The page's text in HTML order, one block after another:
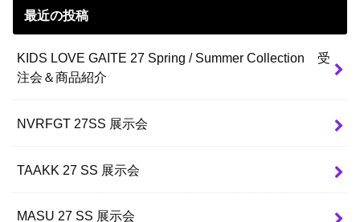
最近の投稿
KIDS LOVE GAITE 27 Spring / Summer Collection 受
注会＆商品紹介
NVRFGT 27SS 展示会
TAAKK 27 SS 展示会
MASU 27 SS 展示会